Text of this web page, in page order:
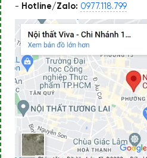
- Hotline/Zalo: 0977.118.799